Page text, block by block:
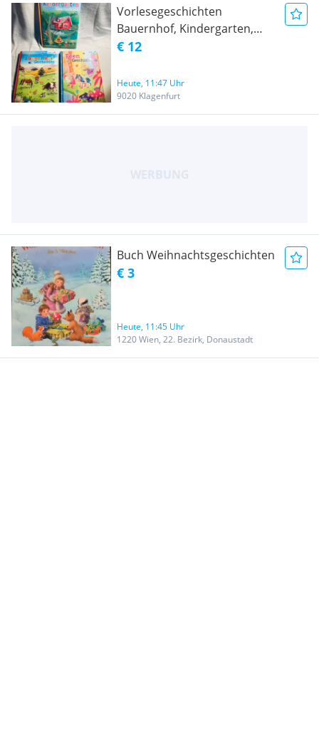
Vorlesegeschichten
Bauernhof, Kindergarten,
Feen Konvolut
€ 12
Heute, 11:47 Uhr
9020 Klagenfurt
Buch Weihnachtsgeschichten
€ 3
Heute, 11:45 Uhr
1220 Wien, 22. Bezirk, Donaustadt